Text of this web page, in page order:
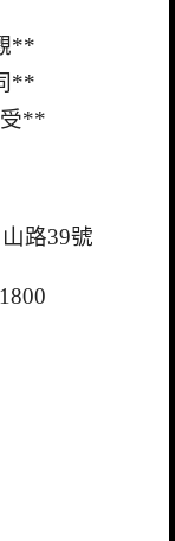
**
**
**
路39號